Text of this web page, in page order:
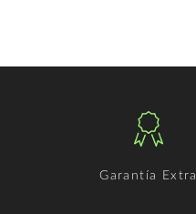
Garantía Extra